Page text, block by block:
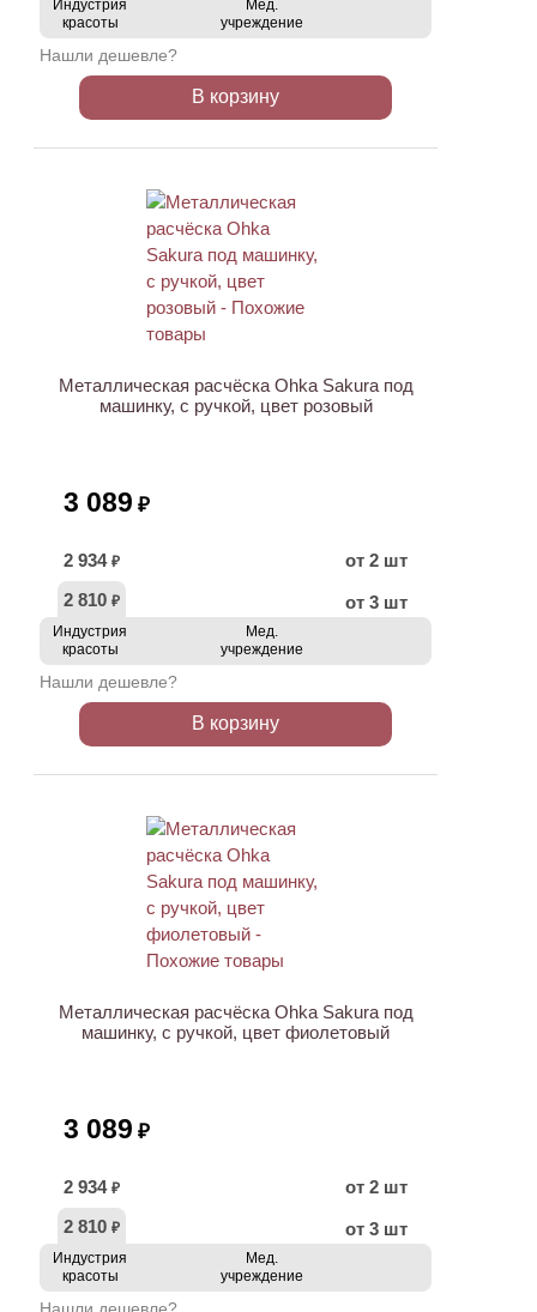
Индустрия
красоты
Мед.
учреждение
Нашли дешевле?
В корзину
Металлическая расчёска Ohka Sakura под
машинку, с ручкой, цвет розовый
3 089 ₽
2 934 ₽
от 2 шт
2 810 ₽ от 3 шт
Индустрия
красоты
Мед.
учреждение
Нашли дешевле?
В корзину
Металлическая расчёска Ohka Sakura под
машинку, с ручкой, цвет фиолетовый
3 089 ₽
2 934 ₽
от 2 шт
2 810 ₽ от 3 шт
Индустрия
красоты
Мед.
учреждение